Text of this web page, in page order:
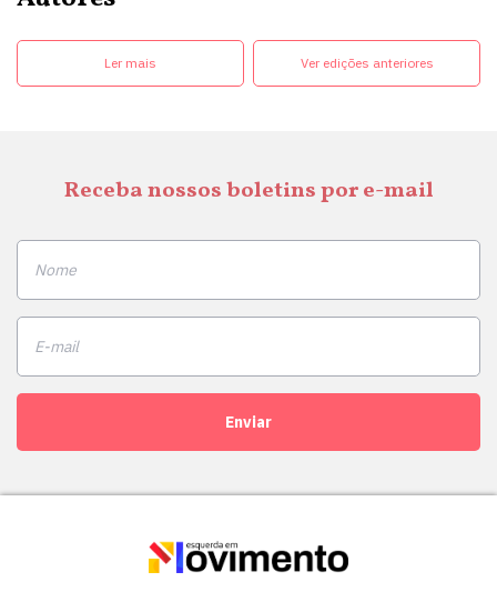
Ler mais Ver edições anteriores
Receba nossos boletins por e-mail
Enviar